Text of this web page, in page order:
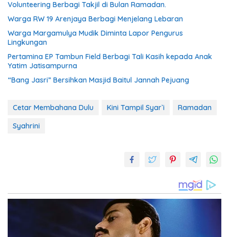
Volunteering Berbagi Takjil di Bulan Ramadan.
Warga RW 19 Arenjaya Berbagi Menjelang Lebaran
Warga Margamulya Mudik Diminta Lapor Pengurus
Lingkungan
Pertamina EP Tambun Field Berbagi Tali Kasih kepada Anak
Yatim Jatisampurna
“Bang Jasri” Bersihkan Masjid Baitul Jannah Pejuang
Cetar Membahana Dulu Kini Tampil Syar`i
Ramadan
Syahrini